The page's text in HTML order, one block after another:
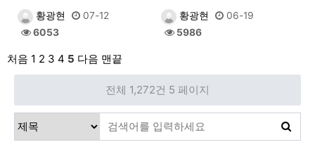
황광현
07-12
6053
황광현
06-19
5986
처음 1 2 3 4 5 다음 맨끝
전체 1,272건 5 페이지